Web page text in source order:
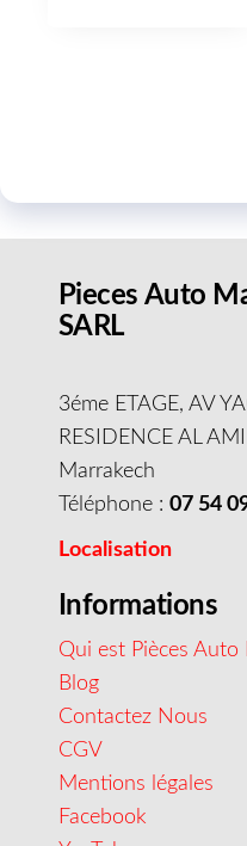
Pieces Auto
SARL
3éme ETAGE, AV
RESIDENCE AL
Marrakech
Téléphone : 07 54
Localisation
Informations
Qui est Pièces Auto
Blog
Contactez Nous
CGV
Mentions légales
Facebook